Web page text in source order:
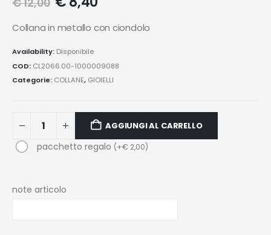
Collana in metallo con ciondolo
Availability: Disponibile
COD: CL2066.00-1000009088
Categorie: COLLANE, GIOIELLI
AGGIUNGI AL CARRELLO
pacchetto regalo (+€2,00)
note articolo